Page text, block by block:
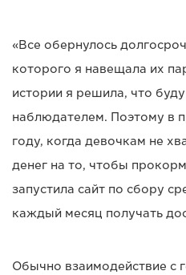
«Все обернулось
которого я навещала их
истории я решила, что
наблюдателем. Поэтому в
году, когда девочкам не
денег на то, чтобы
запустила сайт по сбору
каждый месяц получать
Обычно взаимодействие с